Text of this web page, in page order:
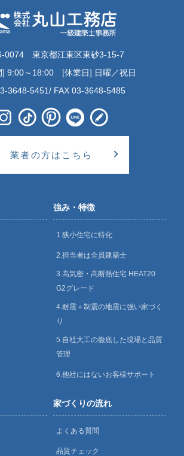
0074 東京都江東区東砂3-15-7
] 9:00～18:00 [休業日] 日曜／祝日
3648-5451/ FAX 03-3648-5485
業者の方はこちら
強み・特徴
1.狭小住宅に特化
2.担当者は全員建築士
3.高気密・高断熱住宅 HEAT20
G2グレード
4.耐震＋制震の地震に強い家づく
り
5.自社大工の徹底した現場と品質
管理
6.他社にはないお客様サポート
家づくりの流れ
よくある質問
品質チェック